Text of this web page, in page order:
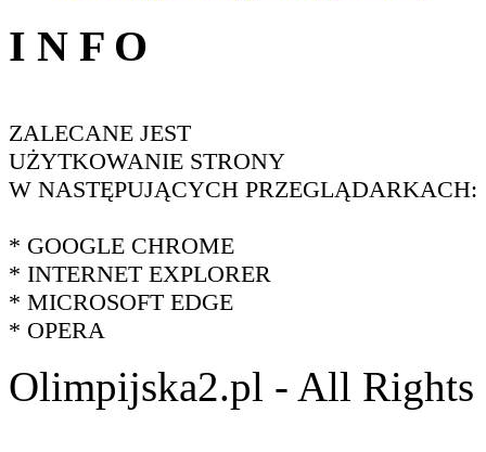
I N F O
ZALECANE JEST
UŻYTKOWANIE STRONY
W NASTĘPUJĄCYCH PRZEGLĄDARKACH:
* GOOGLE CHROME
* INTERNET EXPLORER
* MICROSOFT EDGE
* OPERA
Olimpijska2.pl - All Rights